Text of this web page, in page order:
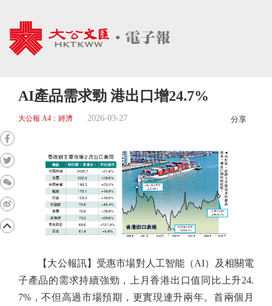
AI產品需求勁 港出口增24.7%
大公報 A4：經濟 2026-03-27 分享
【大公報訊】受惠市場對人工智能（AI）及相關電
子產品的需求持續強勁，上月香港出口值同比上升24.
7%，不但高過市場預期，更實現連升兩年。首兩個月